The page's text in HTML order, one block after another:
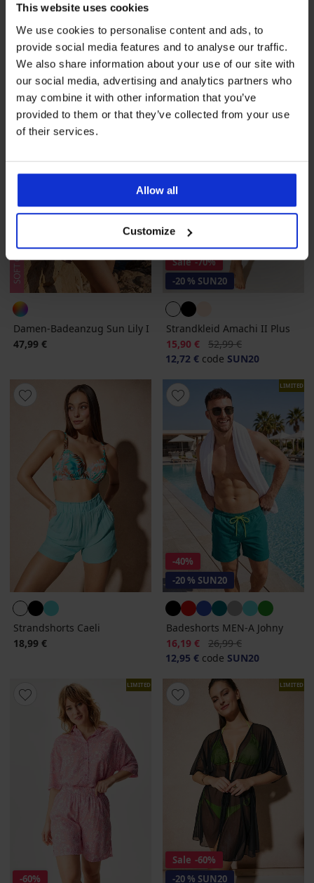
This website uses cookies
We use cookies to personalise content and ads, to
provide social media features and to analyse our traffic.
We also share information about your use of our site with
our social media, advertising and analytics partners who
may combine it with other information that you’ve
provided to them or that they’ve collected from your use
of their services.
Allow all
Customize
Sportbadeanzug Nesi
Rabatt
44,49 € Alter Preis
88,99 €
35,59 €codeSUN20
47,99 €
Damen-Badeanzug Sun Lily I
47,99 €
Sale -70%
-20 % SUN20
Strandkleid Amachi II Plus
Rabatt
15,90 € Alter Preis
52,99 €
12,72 € code SUN20
Strandshorts Caeli
18,99 €
LIMITED
-40%
-20 % SUN20
Badeshorts MEN-A Johny
Rabatt
16,19 € Alter Preis
26,99 €
12,95 € code SUN20
LIMITED
-60%
LIMITED
Sale -60%
-20 % SUN20